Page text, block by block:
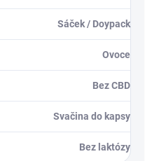
Sáček / Doypack
Ovoce
Bez CBD
Svačina do kapsy
Bez laktózy